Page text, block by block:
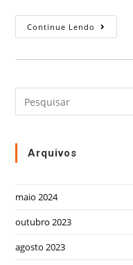
Continue Lendo
Arquivos
maio 2024
outubro 2023
agosto 2023